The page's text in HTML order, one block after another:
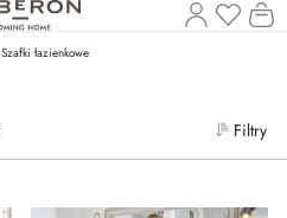
Szafki łazienkowe
Filtry